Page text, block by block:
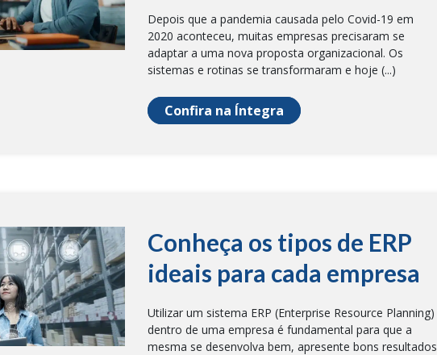
Depois que a pandemia causada pelo Covid-19 em
2020 aconteceu, muitas empresas precisaram se
adaptar a uma nova proposta organizacional. Os
sistemas e rotinas se transformaram e hoje (...)
Confira na Íntegra
Conheça os tipos de ERP
ideais para cada empresa
Utilizar um sistema ERP (Enterprise Resource Planning)
dentro de uma empresa é fundamental para que a
mesma se desenvolva bem, apresente bons resultados